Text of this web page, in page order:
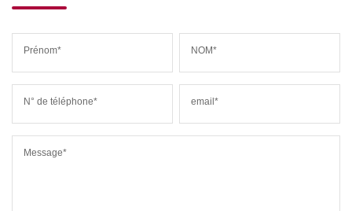
Prénom* NOM*
N° de téléphone* email*
Message*